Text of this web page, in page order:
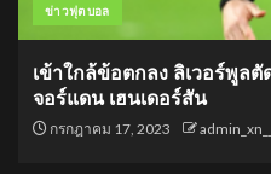
ข่าวฟุตบอล
เข้าใกล้ข้อตกลง ลิเวอร์พูล
จอร์แดน เฮนเดอร์สัน
กรกฎาคม 17, 2023